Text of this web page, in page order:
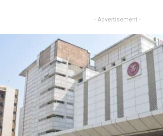
- Advertisement -